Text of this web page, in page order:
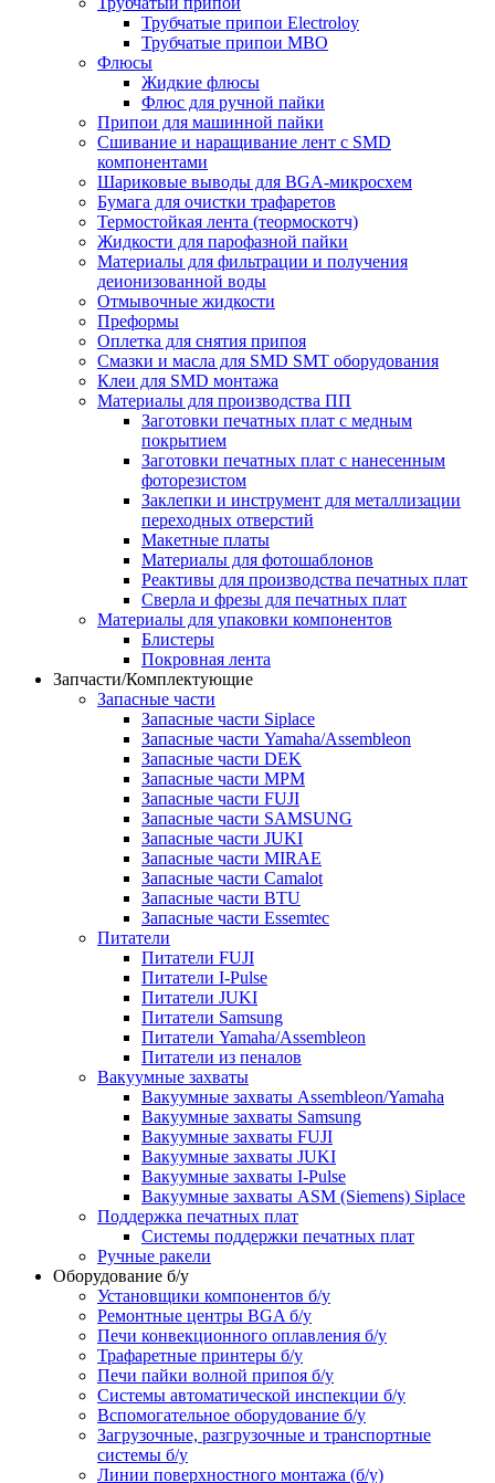
Трубчатые припои Electroloy
Трубчатые припои MBO
Флюсы
Жидкие флюсы
Флюс для ручной пайки
Припои для машинной пайки
Сшивание и наращивание лент с SMD
компонентами
Шариковые выводы для BGA-микросхем
Бумага для очистки трафаретов
Термостойкая лента (теормоскотч)
Жидкости для парофазной пайки
Материалы для фильтрации и получения
деионизованной воды
Отмывочные жидкости
Преформы
Оплетка для снятия припоя
Смазки и масла для SMD SMT оборудования
Клеи для SMD монтажа
Материалы для производства ПП
Заготовки печатных плат с медным
покрытием
Заготовки печатных плат с нанесенным
фоторезистом
Заклепки и инструмент для металлизации
переходных отверстий
Макетные платы
Материалы для фотошаблонов
Реактивы для производства печатных плат
Сверла и фрезы для печатных плат
Материалы для упаковки компонентов
Блистеры
Покровная лента
Запчасти/Комплектующие
Запасные части
Запасные части Siplace
Запасные части Yamaha/Assembleon
Запасные части DEK
Запасные части MPM
Запасные части FUJI
Запасные части SAMSUNG
Запасные части JUKI
Запасные части MIRAE
Запасные части Camalot
Запасные части BTU
Запасные части Essemtec
Питатели
Питатели FUJI
Питатели I-Pulse
Питатели JUKI
Питатели Samsung
Питатели Yamaha/Assembleon
Питатели из пеналов
Вакуумные захваты
Вакуумные захваты Assembleon/Yamaha
Вакуумные захваты Samsung
Вакуумные захваты FUJI
Вакуумные захваты JUKI
Вакуумные захваты I-Pulse
Вакуумные захваты ASM (Siemens) Siplace
Поддержка печатных плат
Системы поддержки печатных плат
Ручные ракели
Оборудование б/у
Установщики компонентов б/у
Ремонтные центры BGA б/у
Печи конвекционного оплавления б/у
Трафаретные принтеры б/у
Печи пайки волной припоя б/у
Системы автоматической инспекции б/у
Вспомогательное оборудование б/у
Загрузочные, разгрузочные и транспортные
системы б/у
Линии поверхностного монтажа (б/у)